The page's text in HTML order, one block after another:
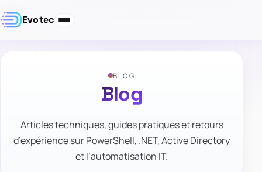
Evotec
BLOG
Blog
Articles techniques, guides pratiques et retours
d’expérience sur PowerShell, .NET, Active Directory
et l’automatisation IT.